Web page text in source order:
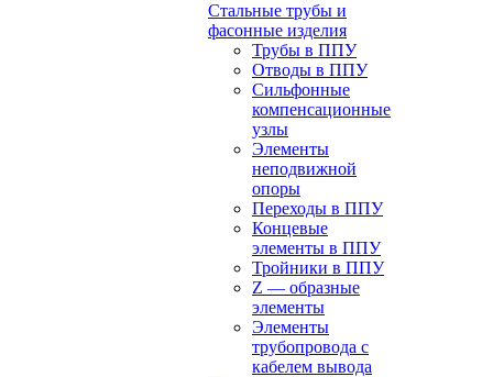
Стальные трубы и
фасонные изделия
Трубы в ППУ
Отводы в ППУ
Сильфонные
компенсационные
узлы
Элементы
неподвижной
опоры
Переходы в ППУ
Концевые
элементы в ППУ
Тройники в ППУ
Z — образные
элементы
Элементы
трубопровода с
кабелем вывода